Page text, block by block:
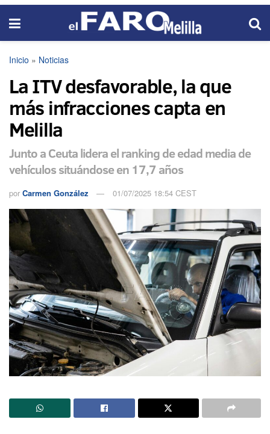
Inicio » Noticias
La ITV desfavorable, la que
más infracciones capta en
Melilla
Junto a Ceuta lidera el ranking de edad media de
vehículos situándose en 17,7 años
por Carmen González 01/07/2025 18:54 CEST